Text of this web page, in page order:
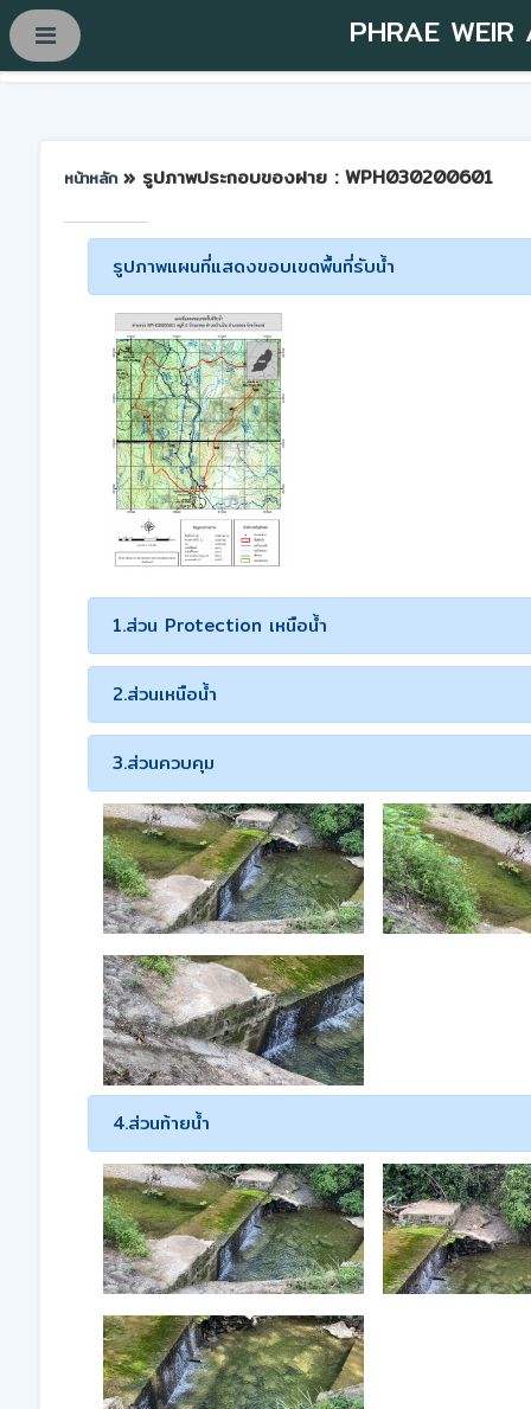
PHRAE WEIR
หน้าหลัก » รูปภาพประกอบของฝาย : WPH030200601
รูปภาพแผนที่แสดงขอบเขตพื้นที่รับน้ำ
1.ส่วน Protection เหนือน้ำ
2.ส่วนเหนือน้ำ
3.ส่วนควบคุม
4.ส่วนท้ายน้ำ